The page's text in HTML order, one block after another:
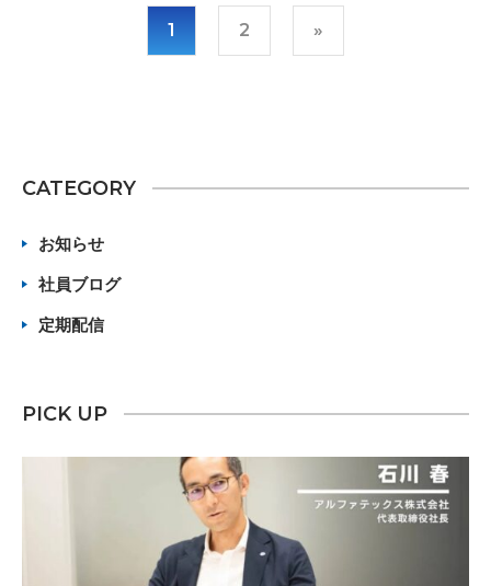
1 2 »
CATEGORY
お知らせ
社員ブログ
定期配信
PICK UP